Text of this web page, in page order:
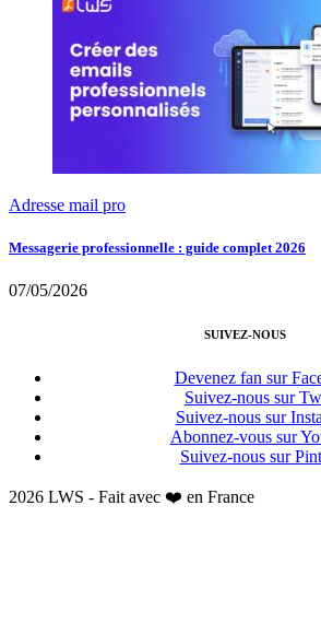
Adresse mail pro
Messagerie professionnelle : guide complet 2026
07/05/2026
SUIVEZ-NOUS
Devenez fan sur
Suivez-nous sur
Suivez-nous sur
Abonnez-vous sur
Suivez-nous sur
2026 LWS - Fait avec ❤️ en France